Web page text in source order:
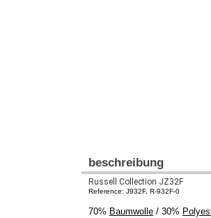
beschreibung
Russell Collection JZ32F
Reference: J932F, R-932F-0
70% Baumwolle / 30%